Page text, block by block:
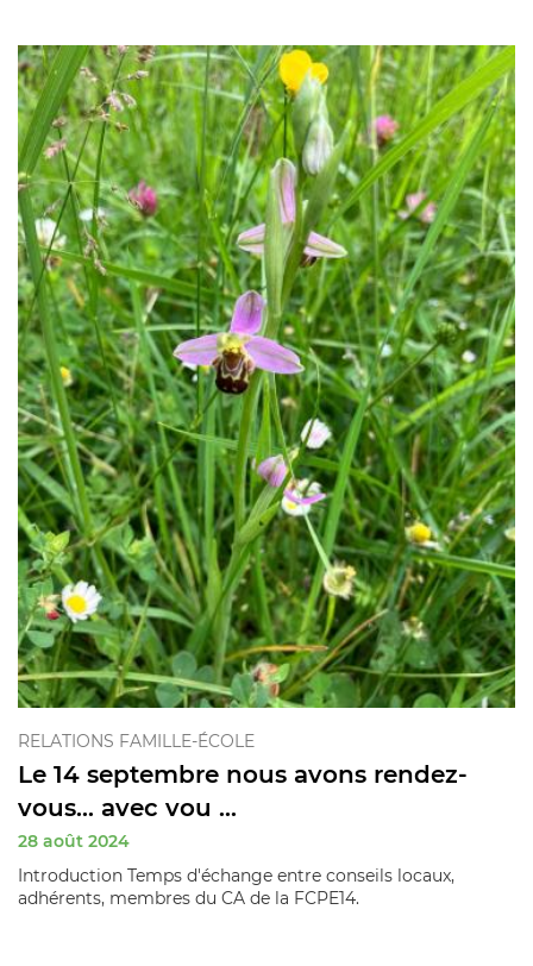
RELATIONS FAMILLE-ÉCOLE
Le 14 septembre nous avons rendez-
vous... avec vou ...
28 août 2024
Introduction Temps d'échange entre conseils locaux,
adhérents, membres du CA de la FCPE14.